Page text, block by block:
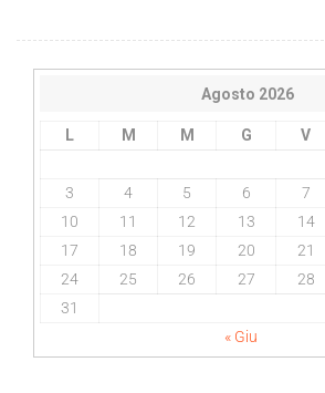
Agosto 2026
L M M G V
3
4 5 6 7
10
11 12 13 14
17
18 19 20 21
24
25 26 27 28
31
« Giu